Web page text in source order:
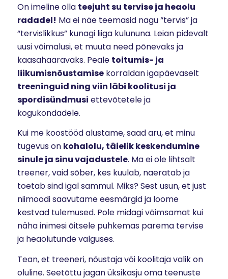
On imeline olla teejuht su tervise ja heaolu
radadel! Ma ei näe teemasid nagu “tervis” ja
“tervislikkus” kunagi liiga kulununa. Leian pidevalt
uusi võimalusi, et muuta need põnevaks ja
kaasahaaravaks. Peale toitumis- ja
liikumisnõustamisekorraldan igapäevaselt
treeninguid ning viin läbi koolitusi ja
spordisündmusi ettevõtetele ja
kogukondadele.
Kui me koostööd alustame, saad aru, et minu
tugevus on kohalolu, täielik keskendumine
sinule ja sinu vajadustele. Ma ei ole lihtsalt
treener, vaid sõber, kes kuulab, naeratab ja
toetab sind igal sammul. Miks? Sest usun, et just
niimoodi saavutame eesmärgid ja loome
kestvad tulemused. Pole midagi võimsamat kui
näha inimesi õitsele puhkemas parema tervise
ja heaolutunde valguses.
Tean, et treeneri, nõustaja või koolitaja valik on
oluline. Seetõttu jagan üksikasju oma teenuste